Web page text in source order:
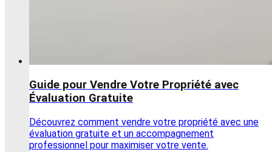
Guide pour Vendre Votre Propriété avec
Évaluation Gratuite
Découvrez comment vendre votre propriété avec une
évaluation gratuite et un accompagnement
professionnel pour maximiser votre vente.